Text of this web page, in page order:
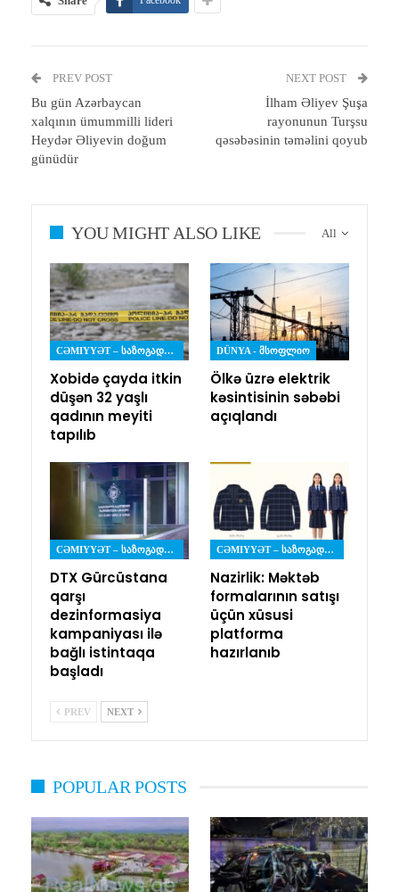
PREV POST
Bu gün Azərbaycan
xalqının ümummilli lideri
Heydər Əliyevin doğum
günüdür
NEXT POST
İlham Əliyev Şuşa
rayonunun Turşsu
qəsəbəsinin təməlini qoyub
All
YOU MIGHT ALSO LIKE
CƏMIYYƏT – ᲡᲐᲖᲝᲒᲐᲓᲝᲔᲑᲐ
Xobidə çayda itkin
düşən 32 yaşlı
qadının meyiti
tapılıb
DÜNYA - ᲛᲡᲝᲤᲚᲘᲝ
Ölkə üzrə elektrik
kəsintisinin səbəbi
açıqlandı
CƏMIYYƏT – ᲡᲐᲖᲝᲒᲐᲓᲝᲔᲑᲐ
DTX Gürcüstana
qarşı
dezinformasiya
kampaniyası ilə
bağlı istintaqa
başladı
CƏMIYYƏT – ᲡᲐᲖᲝᲒᲐᲓᲝᲔᲑᲐ
Nazirlik: Məktəb
formalarının satışı
üçün xüsusi
platforma
hazırlanıb
PREV NEXT
POPULAR POSTS